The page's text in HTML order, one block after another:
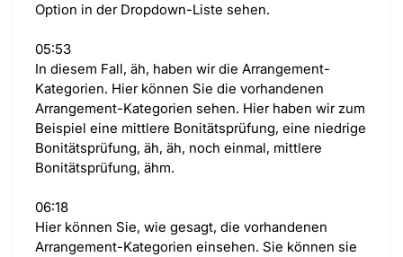
Option in der Dropdown-Liste sehen.
05:53
In diesem Fall, äh, haben wir die Arrangement-
Kategorien. Hier können Sie die vorhandenen
Arrangement-Kategorien sehen. Hier haben wir zum
Beispiel eine mittlere Bonitätsprüfung, eine niedrige
Bonitätsprüfung, äh, äh, noch einmal, mittlere
Bonitätsprüfung, ähm.
06:18
Hier können Sie, wie gesagt, die vorhandenen
Arrangement-Kategorien einsehen. Sie können sie